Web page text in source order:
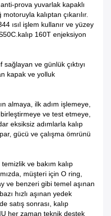
prova yuvarlak kapaklı
kalıptan çıkarılır.
ısıl işlem kullanır ve yüzey
160T enjeksiyon
ve günlük çıktıyı
kapak ve yolluk
almaya, ilk adım işlemeye,
ve test etmeye,
eksiksiz adımlarla kalıp
gücü ve çalışma ömrünü
ve bakım kalıp
müşteri için O ring,
ve benzeri gibi temel aşınan
hızlı aşınan yedek
satış sonrası, kalıp
her zaman teknik destek